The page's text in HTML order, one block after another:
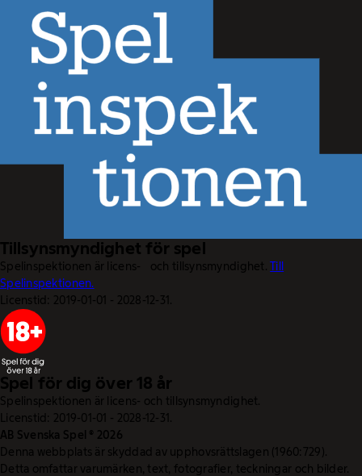
Tillsynsmyndighet för spel
Spelinspektionen är licens- och tillsynsmyndighet.Till
Spelinspektionen.
Licenstid: 2019-01-01 - 2028-12-31.
Spel för dig över 18 år
Spelinspektionen är licens- och tillsynsmyndighet.
Licenstid: 2019-01-01 - 2028-12-31.
AB Svenska Spel © 2026
Denna webbplats är skyddad av upphovsrättslagen (1960:729).
Detta omfattar varumärken, text, fotografier, teckningar och bilder.